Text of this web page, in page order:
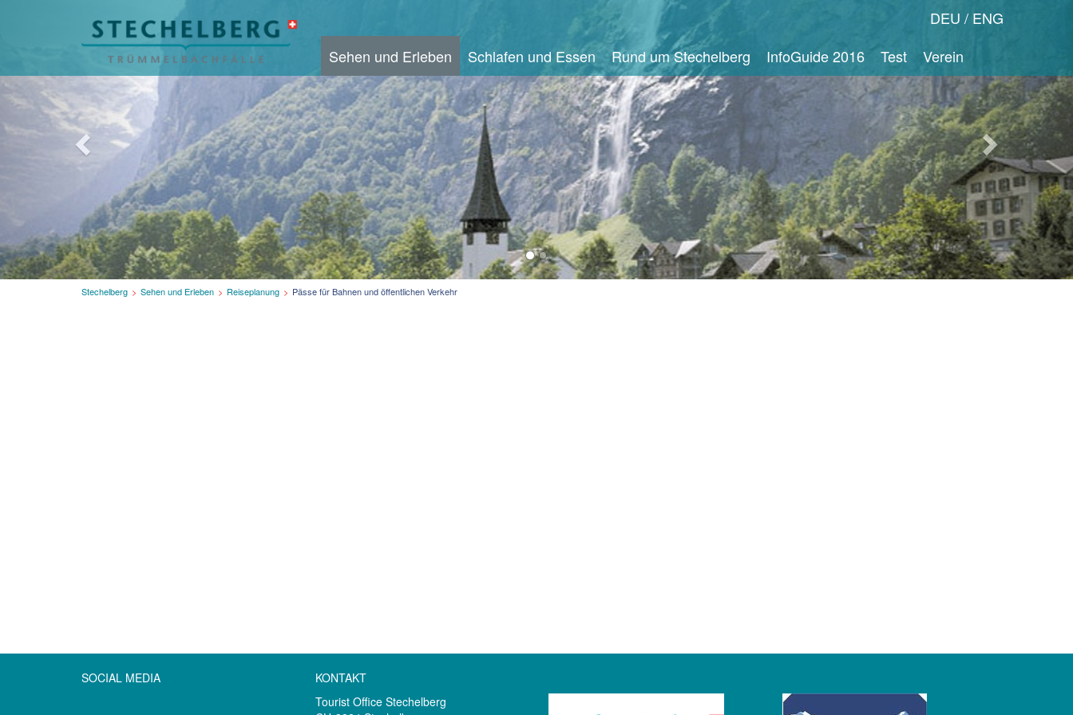
DEU
ENG
Sehen und Erleben
Schlafen und Essen Rund um Stechelberg InfoGuide 2016 Test Verein
Bild
Nächstes
Stechelberg Sehen und Erleben Reiseplanung
Aktuelle
Pässe für Bahnen und öffentlichen Verkehr
KONTAKT
Tourist Office Stechelberg
SOCIAL MEDIA